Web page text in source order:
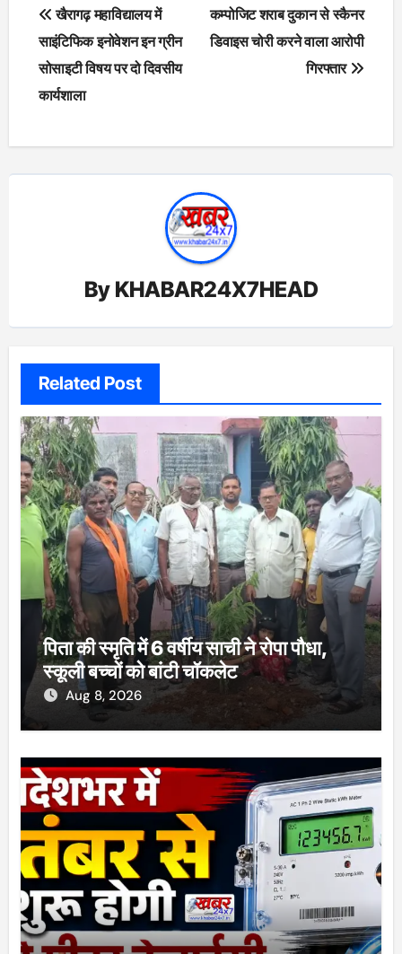
navigation
खैरागढ़ महाविद्यालय में
साइंटिफिक इनोवेशन इन ग्रीन
सोसाइटी विषय पर दो दिवसीय
कार्यशाला
कम्पोजिट शराब दुकान से स्कैनर
डिवाइस चोरी करने वाला आरोपी
गिरफ्तार
By KHABAR24X7HEAD
Related Post
पिता की स्मृति में 6 वर्षीय साची ने रोपा पौधा,
स्कूली बच्चों को बांटी चॉकलेट
Aug 8, 2026